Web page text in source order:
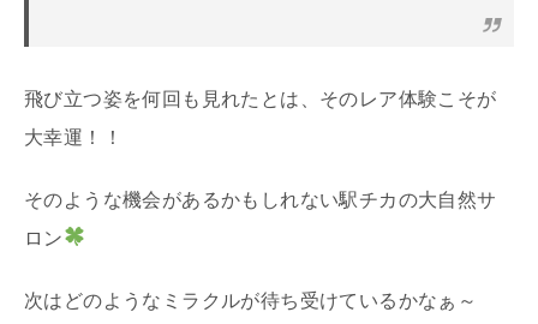
飛び立つ姿を何回も見れたとは、そのレア体験こそが
大幸運！！
そのような機会があるかもしれない駅チカの大自然サ
ロン
次はどのようなミラクルが待ち受けているかなぁ～